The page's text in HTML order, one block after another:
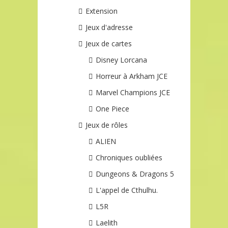
Extension
Jeux d'adresse
Jeux de cartes
Disney Lorcana
Horreur à Arkham JCE
Marvel Champions JCE
One Piece
Jeux de rôles
ALIEN
Chroniques oubliées
Dungeons & Dragons 5
L'appel de Cthulhu.
L5R
Laelith